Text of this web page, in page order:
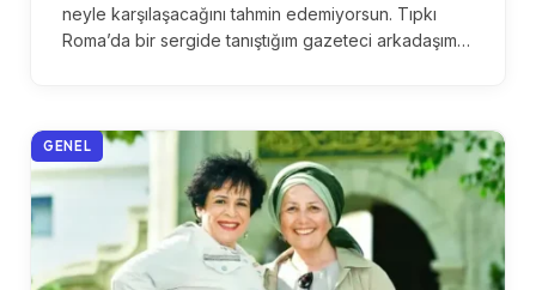
neyle karşılaşacağını tahmin edemiyorsun. Tıpkı
Roma’da bir sergide tanıştığım gazeteci arkadaşım…
GENEL